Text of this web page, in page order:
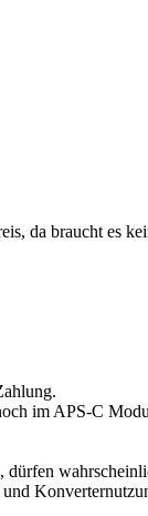
da braucht es
im APS-C